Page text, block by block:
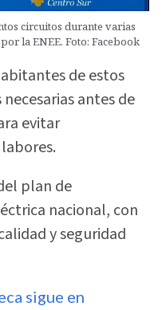
circuitos durante varias
la ENEE. Foto: Facebook
de estos
antes de
evitar
plan de
nacional, con
y seguridad
sigue en